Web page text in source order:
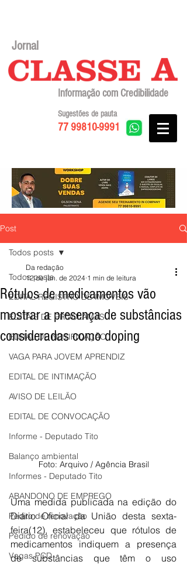
Jornal
Informação com Credibilidade
77 99810-9991
Sugestões de pauta
Post
Todos posts
EDITAL REGISTRO DE IMÓVEIS
EDITAIS DE PROCLAMAS
EDITAL DE NOTIFICAÇÃO
VAGA PARA JOVEM APRENDIZ
EDITAL DE INTIMAÇÃO
AVISO DE LEILÃO
EDITAL DE CONVOCAÇÃO
Informe - Deputado Tito
Balanço ambiental
Informes - Deputado Tito
ABANDONO DE EMPREGO
Pedito de renovação
Pedido de renovação
Vagas PCD
Todos posts
Rótulos de medicamentos vão
mostrar a presença de substâncias
consideradas como doping
Da redação
12 de jan. de 2024 1 min de leitura
Foto: Arquivo / Agência Brasil
Uma medida publicada na edição do
Diário Oficial da União desta sexta-
feira(12), estabeleceu que rótulos de
medicamentos indiquem a presença
de substâncias que têm o uso